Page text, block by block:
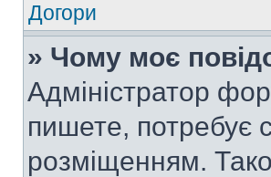
Догори
» Чому моє
Адміністратор
пишете, потребує
розміщенням.